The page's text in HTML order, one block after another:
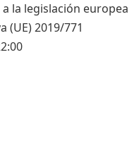
la legislación europea
2019/771